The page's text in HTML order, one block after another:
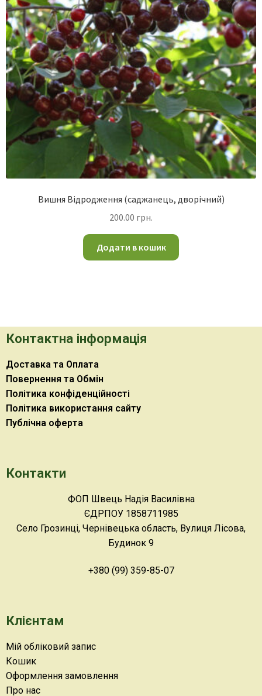
Вишня Відродження (саджанець, дворічний)
200.00 грн.
Додати в кошик
Контактна інформація
Доставка та Оплата
Повернення та Обмін
Політика конфіденційності
Політика використання сайту
Публічна оферта
Контакти
ФОП Швець Надія Василівна
ЄДРПОУ 1858711985
Село Грозинці, Чернівецька область, Вулиця Лісова,
Будинок 9
+380 (99) 359-85-07
Клієнтам
Мій обліковий запис
Кошик
Оформлення замовлення
Про нас